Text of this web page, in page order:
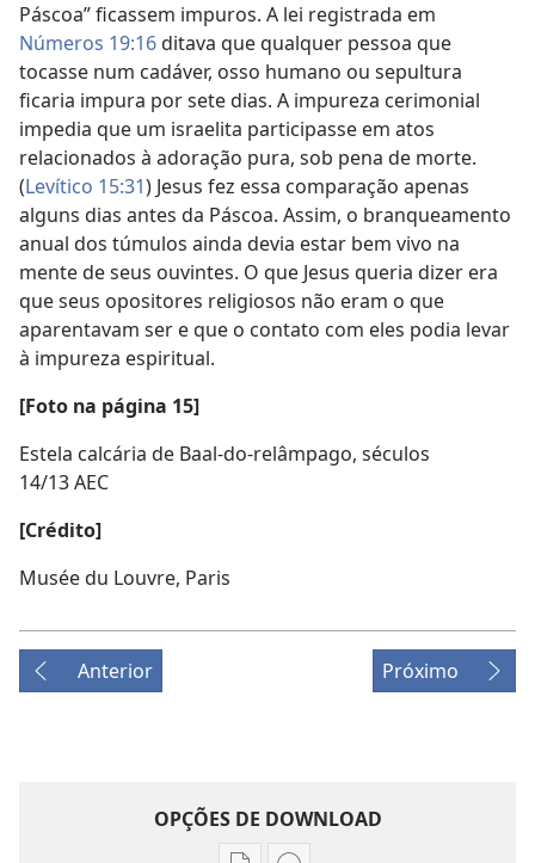
Páscoa” ficassem impuros. A lei registrada em
Números 19:16ditava que qualquer pessoa que
tocasse num cadáver, osso humano ou sepultura
ficaria impura por sete dias. A impureza cerimonial
impedia que um israelita participasse em atos
relacionados à adoração pura, sob pena de morte.
(Levítico 15:31) Jesus fez essa comparação apenas
alguns dias antes da Páscoa. Assim, o branqueamento
anual dos túmulos ainda devia estar bem vivo na
mente de seus ouvintes. O que Jesus queria dizer era
que seus opositores religiosos não eram o que
aparentavam ser e que o contato com eles podia levar
à impureza espiritual.
[Foto na página 15]
Estela calcária de Baal-do-relâmpago, séculos
14/13 AEC
[Crédito]
Musée du Louvre, Paris
Anterior Próximo
OPÇÕES DE DOWNLOAD